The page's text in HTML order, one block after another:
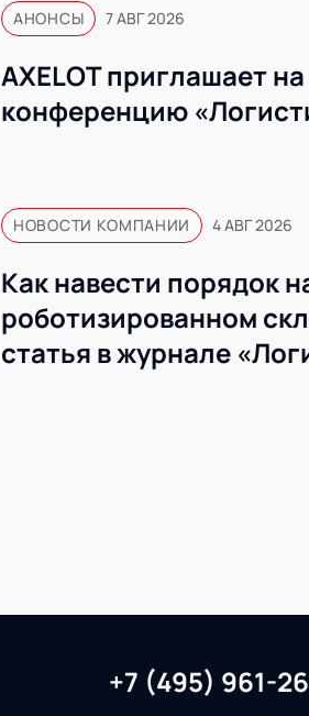
АНОНСЫ 7 АВГ 2026
AXELOT приглашает
конференцию
НОВОСТИ КОМПАНИИ 4 АВГ 2026
Как навести порядок
роботизированном
статья в журнале
+7 (495) 961-